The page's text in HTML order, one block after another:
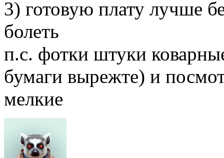
3) готовую плату лучше
болеть
п.с. фотки штуки
бумаги вырежте) и
мелкие